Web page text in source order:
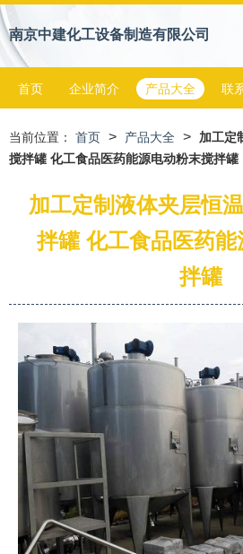
南京中建化工设备制造有限公司
首页 企业简介 产品大全 联
当前位置： 首页 > 产品大全 >
加工定
搅拌罐 化工食品医药能源电动粉末搅拌罐
加工定制液体夹层恒
拌罐 化工食品医药
拌罐